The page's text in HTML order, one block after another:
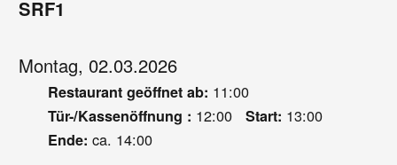
SRF1
Montag, 02.03.2026
Restaurant geöffnet ab: 11:00
Tür-/Kassenöffnung : 12:00 Start: 13:00
Ende: ca. 14:00